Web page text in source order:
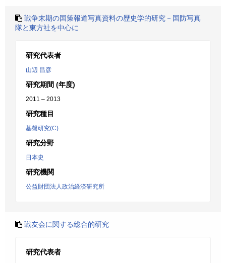
戦争末期の国策報道写真資料の歴史学的研究－国防写真
隊と東方社を中心に
研究代表者
山辺 昌彦
研究期間 (年度)
2011 – 2013
研究種目
基盤研究(C)
研究分野
日本史
研究機関
公益財団法人政治経済研究所
戦友会に関する総合的研究
研究代表者